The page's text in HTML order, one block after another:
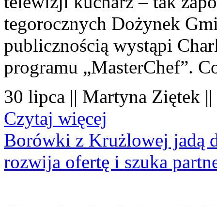
tegorocznych Dożynek
publicznością wystąpi
programu „MasterChef”.
30 lipca || Martyna Ziętek
Czytaj więcej
Borówki z Krużlowej jadą
rozwija ofertę i szuka